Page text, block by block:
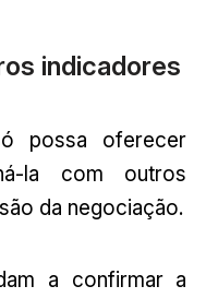
indicadores
possa oferecer
la com outros
da negociação.
a confirmar a